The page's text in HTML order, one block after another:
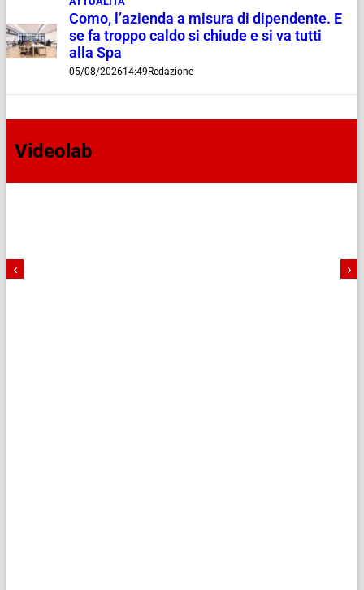
Como, l’azienda a misura di dipendente. E
se fa troppo caldo si chiude e si va tutti
alla Spa
05/08/202614:49 Redazione
Videolab
‹ ›